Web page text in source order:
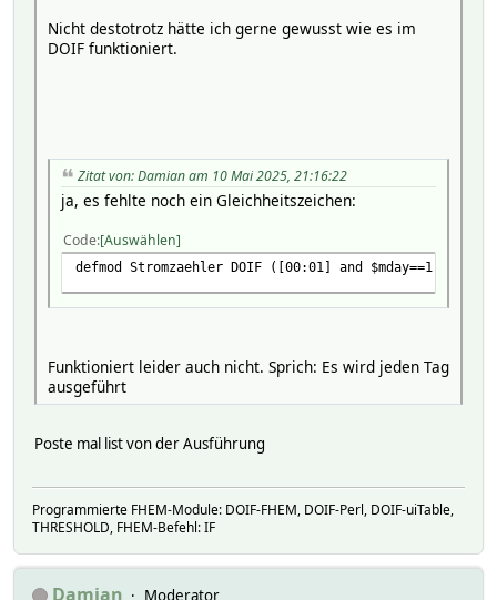
Nicht destotrotz hätte ich gerne gewusst wie es im
DOIF funktioniert.
Zitat von: Damian am 10 Mai 2025, 21:16:22
ja, es fehlte noch ein Gleichheitszeichen:
Code Auswählen
defmod Stromzaehler DOIF ([00:01] and $mday==1)
Funktioniert leider auch nicht. Sprich: Es wird jeden Tag
ausgeführt
Poste mal list von der Ausführung
Programmierte FHEM-Module: DOIF-FHEM, DOIF-Perl, DOIF-uiTable,
THRESHOLD, FHEM-Befehl: IF
Damian Moderator